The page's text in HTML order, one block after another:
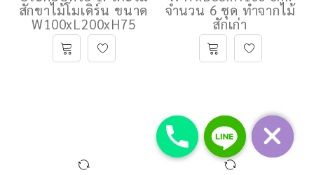
ชุดโต๊ะกินข้าวไม้สัก
ขนาด 4-6 ที่นั่ง
ประกอบด้วย 1. โต๊ะไม้
สักขาไม้โมเดิร์น ขนาด
W100xL200xH75
เก้าอี้ไม้สักพร้อมเบาะ
หนัง PU ขนาดประมาณ
W47xD55xH100 cm.
จำนวน 6 ชุด ทำจากไม้
สักเก่า